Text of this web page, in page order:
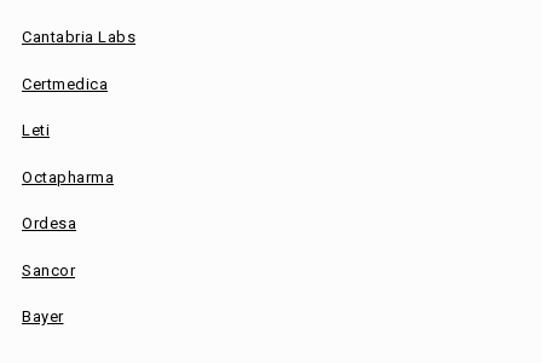
Cantabria Labs
Certmedica
Leti
Octapharma
Ordesa
Sancor
Bayer